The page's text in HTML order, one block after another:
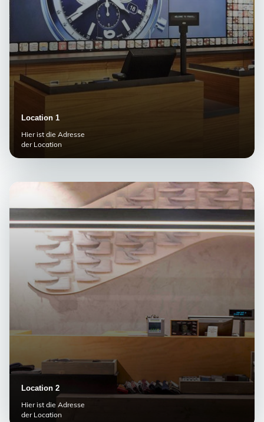
Location 1
Hier ist die Adresse
der Location
Location 2
Hier ist die Adresse
der Location